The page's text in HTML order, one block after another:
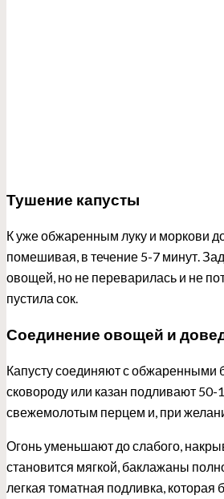
Тушение капусты
К уже обжаренным луку и моркови
помешивая, в течение 5-7 минут.
овощей, но не переварилась и не
пустила сок.
Соединение овощей и
Капусту соединяют с
сковороду или казан подливают
свежемолотым перцем и, при
Огонь уменьшают до слабого,
становится мягкой, баклажаны
легкая томатная подливка, которая